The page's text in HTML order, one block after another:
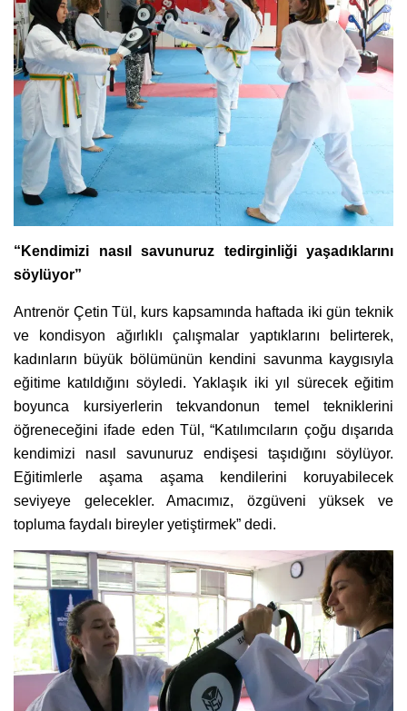
“Kendimizi nasıl savunuruz tedirginliği yaşadıklarını
söylüyor”
Antrenör Çetin Tül, kurs kapsamında haftada iki gün teknik
ve kondisyon ağırlıklı çalışmalar yaptıklarını belirterek,
kadınların büyük bölümünün kendini savunma kaygısıyla
eğitime katıldığını söyledi. Yaklaşık iki yıl sürecek eğitim
boyunca kursiyerlerin tekvandonun temel tekniklerini
öğreneceğini ifade eden Tül, “Katılımcıların çoğu dışarıda
kendimizi nasıl savunuruz endişesi taşıdığını söylüyor.
Eğitimlerle aşama aşama kendilerini koruyabilecek
seviyeye gelecekler. Amacımız, özgüveni yüksek ve
topluma faydalı bireyler yetiştirmek” dedi.